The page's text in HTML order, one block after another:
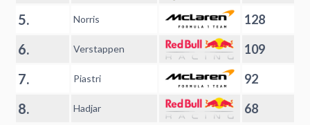
5. Norris 128
6. Verstappen 109
7. Piastri 92
8. Hadjar 68